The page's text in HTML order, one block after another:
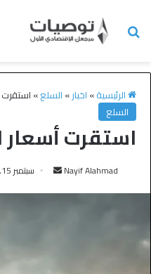
الرئيسية» اخبار» السلع» استقرت
السلع
استقرت أسعار
Nayif Alahmad سبتمبر 15, 2025